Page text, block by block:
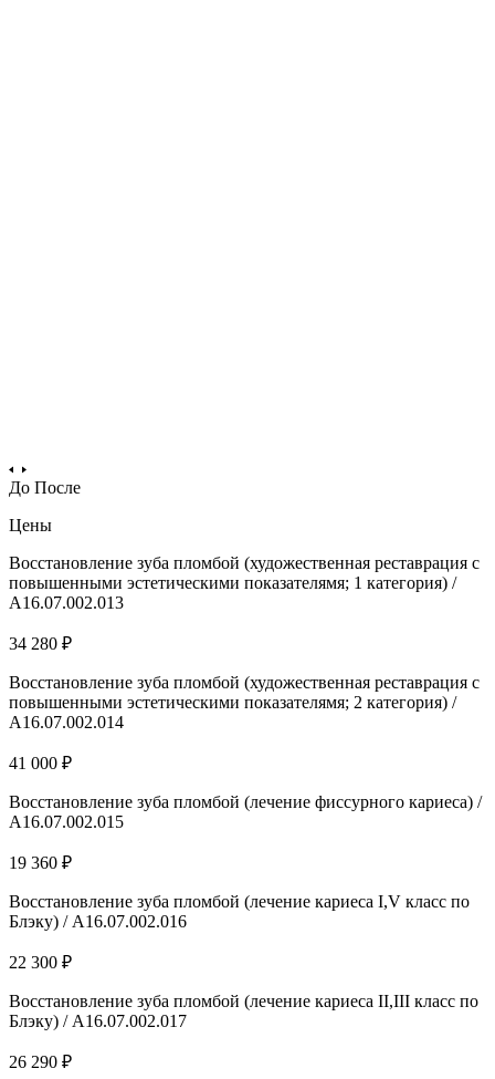
До После
Цены
Восстановление зуба пломбой (художественная реставрация с
повышенными эстетическими показателямя; 1 категория) /
А16.07.002.013
34 280 ₽
Восстановление зуба пломбой (художественная реставрация с
повышенными эстетическими показателямя; 2 категория) /
А16.07.002.014
41 000 ₽
Восстановление зуба пломбой (лечение фиссурного кариеса) /
А16.07.002.015
19 360 ₽
Восстановление зуба пломбой (лечение кариеса I,V класс по
Блэку) / А16.07.002.016
22 300 ₽
Восстановление зуба пломбой (лечение кариеса II,III класс по
Блэку) / А16.07.002.017
26 290 ₽